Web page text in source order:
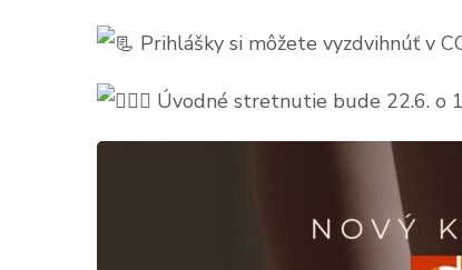
Prihlášky si môžete vyzdvihnúť v
Úvodné stretnutie bude 22.6. o